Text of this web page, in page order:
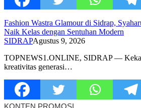
Fashion Wastra Glamour di Sidrap,
Naik Kelas dengan Sentuhan Modern
SIDRAPAgustus 9, 2026
TOPNEWS1.ONLINE, SIDRAP —
kreativitas generasi…